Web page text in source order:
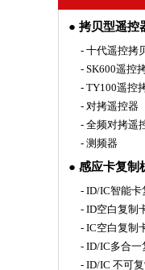
● 拷贝型遥控
- 十代遥控拷
- SK600遥控
- TY100遥控
- 对拷遥控器
- 全频对拷遥
- 测频器
● 感应卡复制
- ID/IC智能卡
- ID空白复制
- IC空白复制
- ID/IC多合一
- ID/IC 不可